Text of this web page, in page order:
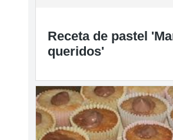
Receta de pastel
queridos'